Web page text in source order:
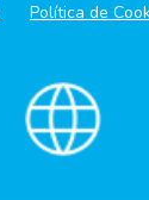
Política de